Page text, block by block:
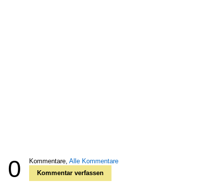
0 Kommentare, Alle Kommentare
Kommentar verfassen